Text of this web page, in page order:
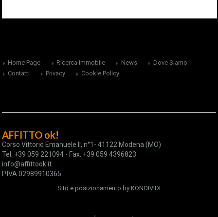
Home Page Ricerca Immobile News
Dove Siamo
Contatti
Privacy Cookie Policy
AFFITTO ok!
Corso Vittorio Emanuele II, n°1- 41122 Modena (MO)
Tel: +39 059 221094 - Fax: +39 059 4396823
info@affittook.it
P.IVA 02989910365
Sito e posizionamento by KONDIVIDI